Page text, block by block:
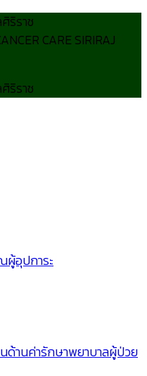
ริราช
CARE SIRIRAJ
ริราช
ผู้อุปการะ
นด้านค่ารักษาพยาบาลผู้ป่วย